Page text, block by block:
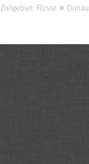
Zielgebiet: Flüsse
Donau